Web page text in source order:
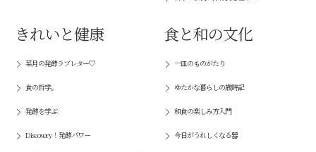
きれいと健康
菜月の発酵ラブレター♡
食の哲学。
発酵を学ぶ
Discovery！発酵パワー
食と和の文化
一皿のものがたり
ゆたかな暮らしの歳時記
和食の楽しみ方入門
今日がうれしくなる器